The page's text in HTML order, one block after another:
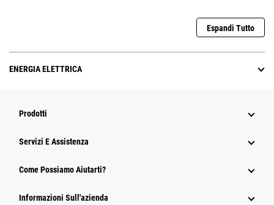
Espandi Tutto
ENERGIA ELETTRICA
Prodotti
Servizi E Assistenza
Come Possiamo Aiutarti?
Informazioni Sull'azienda